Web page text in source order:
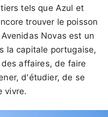
tels que Azul et
trouver le poisson
Novas est un
la capitale portugaise,
affaires, de faire
d'étudier, de se
vivre.